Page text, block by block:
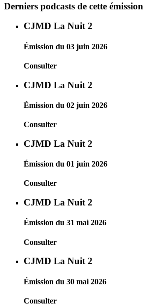
Derniers podcasts de cette émission
CJMD La Nuit 2
Émission du 03 juin 2026
Consulter
CJMD La Nuit 2
Émission du 02 juin 2026
Consulter
CJMD La Nuit 2
Émission du 01 juin 2026
Consulter
CJMD La Nuit 2
Émission du 31 mai 2026
Consulter
CJMD La Nuit 2
Émission du 30 mai 2026
Consulter